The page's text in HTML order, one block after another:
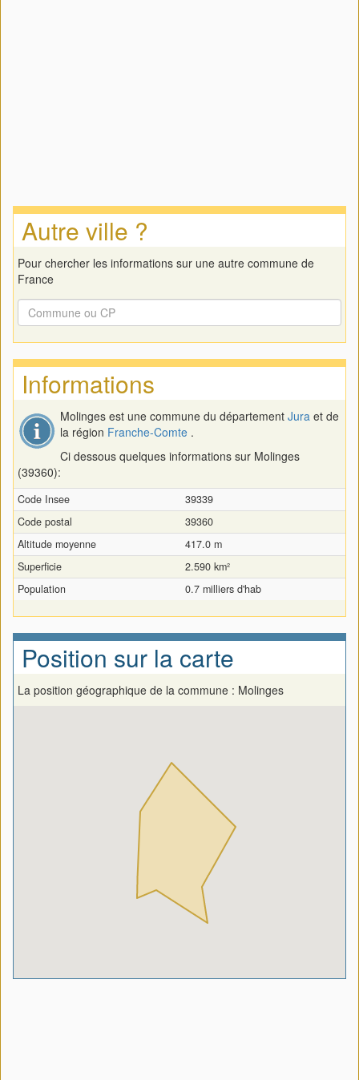
Autre ville ?
Pour chercher les informations sur une autre commune de
France
Informations
Molinges est une commune du département Jura et de
la région Franche-Comte .
Ci dessous quelques informations sur Molinges
(39360):
Code Insee
39339
Code postal
39360
Altitude moyenne
417.0 m
Superficie
2.590 km²
Population
0.7 milliers d'hab
Position sur la carte
La position géographique de la commune : Molinges